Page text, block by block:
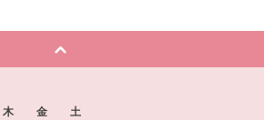
木 金
土